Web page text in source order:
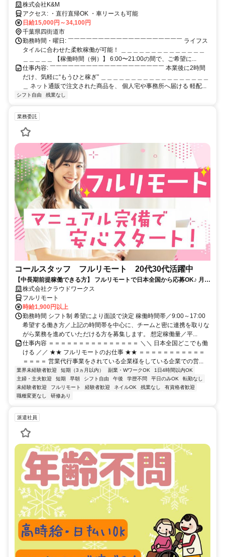
日も可能！社会保健加入OK/食事付き完全個室寮あり！即入居可｜普通
免許OK軽バン宅配ドライバー
株式会社K&M
アクセス: ・直行直帰OK ・車リースも可能
日給15,000円～34,100円
千葉県四街道市
勤務時間・曜日: ￣￣￣￣￣￣￣￣￣￣￣￣￣￣￣￣￣￣￣ ライフス
タイルに合わせた柔軟稼働が可能！ ＿＿＿＿＿＿＿＿＿＿＿＿＿＿
＿＿＿＿＿ 【稼働時間（例）】 6:00〜21:00の間で、ご希望に...
仕事内容: ￣￣￣￣￣￣￣￣￣￣￣￣￣￣￣￣￣￣￣ 本業後に2時間
だけ、気軽に“もうひと稼ぎ” ＿＿＿＿＿＿＿＿＿＿＿＿＿＿＿＿＿＿
＿ ネット通販で注文された商品を、 個人宅や事務所へ届ける 軽配...
シフト自由 残業なし
業務委託
コールスタッフ フルリモート 20代30代活躍中
【中長期前提稼働できる方】 フルリモートで日本全国から応募OK♪ 月稼
働80時間で安定収入！
株式会社クラウドワークス
フルリモート
時給1,900円以上
勤務時間 シフト制 希望により面談で決定 稼働時間帯／9:00～17:00
希望する働き方／上記の時間帯を中心に、チームと密に連携を取りな
がら業務を進めていただける方を募集します。 想定稼働量／平...
仕事内容 ＝＝＝＝＝＝＝＝＝＝＝＝＝＝＝ ＼＼ 日本全国どこでも働
ける ／／ ★★ フルリモートのお仕事 ★★ ＝＝＝＝＝＝＝＝＝＝＝
＝＝＝＝ 営業代行事業をされている企業様をしている企業での営...
業界未経験者歓迎 短期（3ヵ月以内） 副業・WワークOK
1日4時間以内OK
主婦・主夫歓迎
短期 早朝 シフト自由 午後 学歴不問 平日のみOK
転勤なし
未経験者歓迎
フルリモート 経験者歓迎 ネイルOK 残業なし
有資格者歓迎
職種変更なし
研修あり
派遣社員